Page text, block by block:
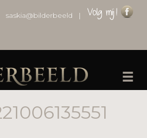
saskia@bilderbeeld |